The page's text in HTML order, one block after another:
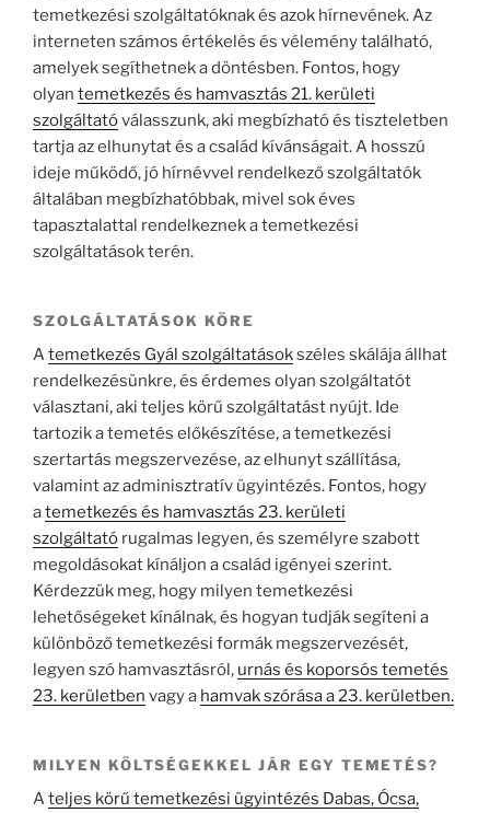
temetkezési szolgáltatóknak és azok hírnevének. Az
interneten számos értékelés és vélemény található,
amelyek segíthetnek a döntésben. Fontos, hogy
olyan temetkezés és hamvasztás 21. kerületi
szolgáltatóválasszunk, aki megbízható és tiszteletben
tartja az elhunytat és a család kívánságait. A hosszú
ideje működő, jó hírnévvel rendelkező szolgáltatók
általában megbízhatóbbak, mivel sok éves
tapasztalattal rendelkeznek a temetkezési
szolgáltatások terén.
SZOLGÁLTATÁSOK KÖRE
Atemetkezés Gyál szolgáltatásokszéles skálája állhat
rendelkezésünkre, és érdemes olyan szolgáltatót
választani, aki teljes körű szolgáltatást nyújt. Ide
tartozik a temetés előkészítése, a temetkezési
szertartás megszervezése, az elhunyt szállítása,
valamint az adminisztratív ügyintézés. Fontos, hogy
atemetkezés és hamvasztás 23. kerületi
szolgáltató rugalmas legyen, és személyre szabott
megoldásokat kínáljon a család igényei szerint.
Kérdezzük meg, hogy milyen temetkezési
lehetőségeket kínálnak, és hogyan tudják segíteni a
különböző temetkezési formák megszervezését,
legyen szó hamvasztásról, urnás és koporsós temetés
23. kerületben vagy a hamvak szórása a 23. kerületben.
MILYEN KÖLTSÉGEKKEL JÁR EGY TEMETÉS?
A teljes körű temetkezési ügyintézés Dabas, Ócsa,